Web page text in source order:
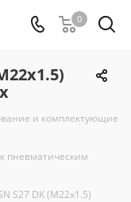
0
и комплектующие
пневматическим
S27 DK (М22х1.5)